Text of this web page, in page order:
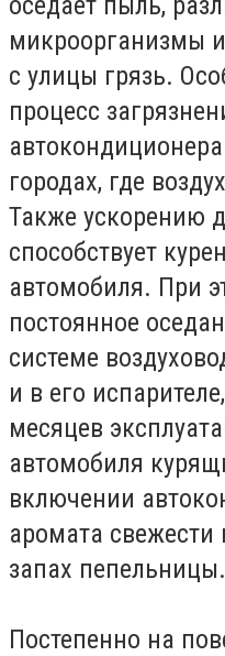
микроорганизмы
с улицы грязь.
процесс
городах, где
Также ускорению
способствует
автомобиля. При
постоянное
системе
и в его
месяцев
автомобиля
включении
аромата
запах пепельницы.
Постепенно на